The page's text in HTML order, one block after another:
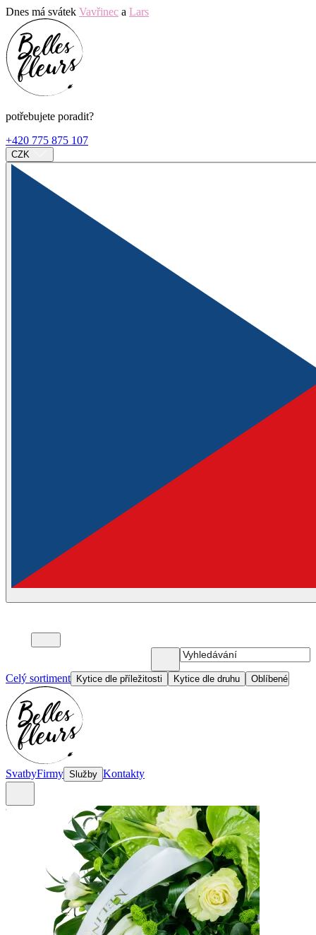
Dnes má svátek Vavřinec a Lars
potřebujete poradit?
+420 775 875 107
CZK
Celý sortiment Kytice dle příležitosti Kytice dle druhu Oblíbené
SvatbyFirmy Služby Kontakty